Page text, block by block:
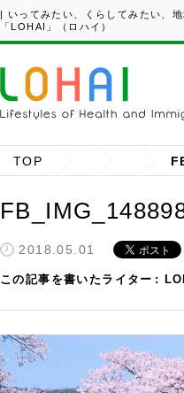
| いってみたい、くらしてみたい、
「LOHAI」（ロハイ）
TOP
2018.05.01
この記事を書いたライター